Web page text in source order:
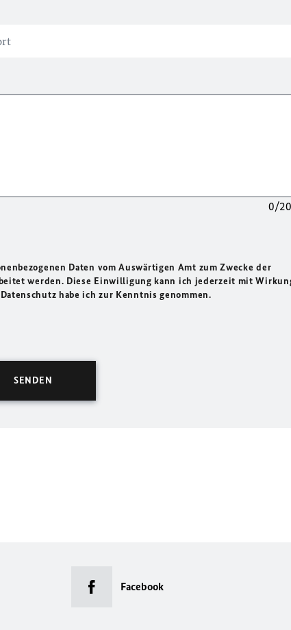
0/
Daten vom Auswärtigen Amt zum Zwecke der
werden. Diese Einwilligung kann ich jederzeit mit
habe ich zur Kenntnis genommen.
Facebook